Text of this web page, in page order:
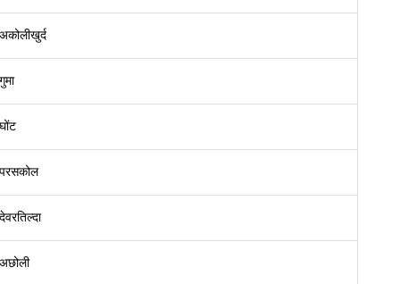
अकोलीखुर्द
गुमा
घोंट
परसकोल
देवरतिल्दा
अछोली